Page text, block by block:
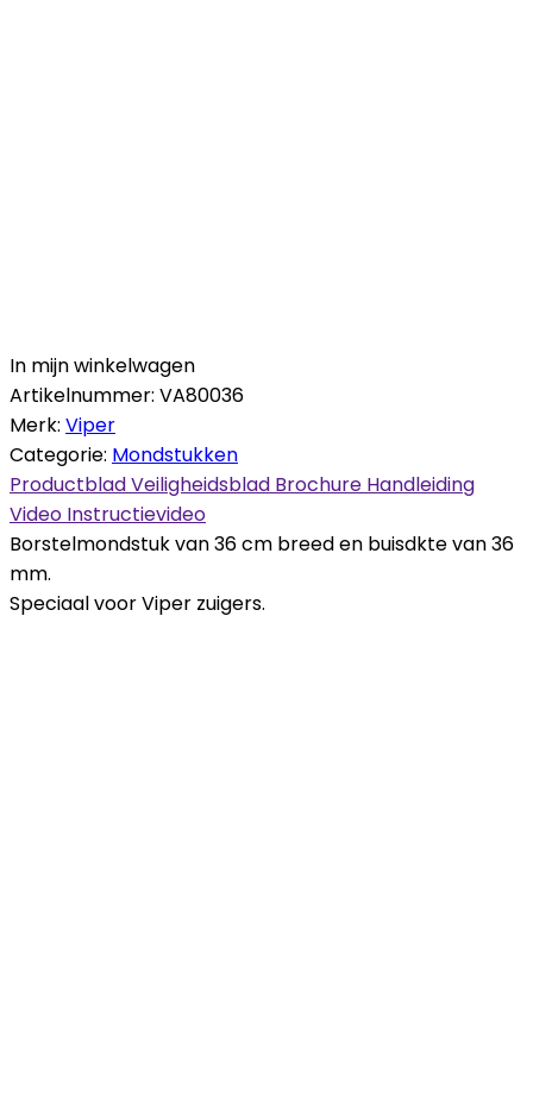
In mijn winkelwagen
Artikelnummer: VA80036
Merk: Viper
Categorie: Mondstukken
ProductbladVeiligheidsblad Brochure Handleiding
Video Instructievideo
Borstelmondstuk van 36 cm breed en buisdkte van 36
mm.
Speciaal voor Viper zuigers.